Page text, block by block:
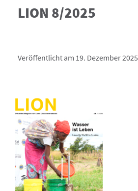
LION 8/2025
Veröffentlicht am 19. Dezember 2025